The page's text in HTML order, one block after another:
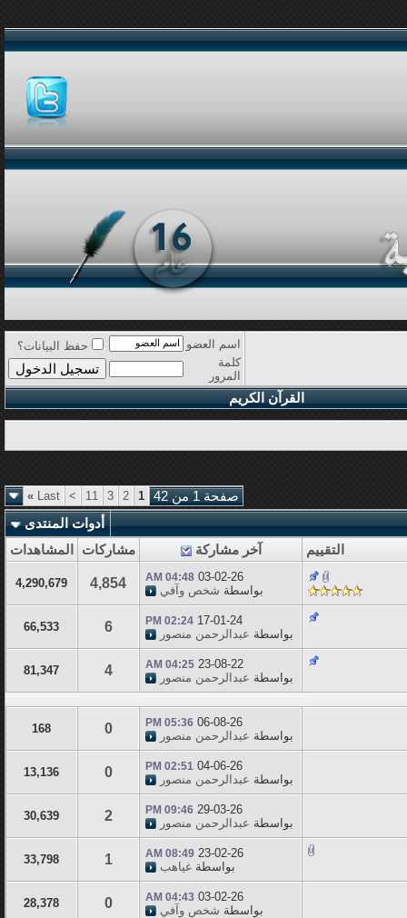
اسم العضو
حفظ البيانات؟
كلمة
المرور
القرآن الكريم
صفحة 1 من 42 1
2
3
11
>
Last
»
أدوات المنتدى
التقييم
آخر مشاركة مشاركات المشاهدات
03-02-26
04:48 AM
بواسطة شخص وآفي 4,854
4,290,679
17-01-24
02:24 PM
بواسطة عبدالرحمن منصور 6
66,533
23-08-22
04:25 AM
بواسطة عبدالرحمن منصور 4
81,347
06-08-26
05:36 PM
بواسطة عبدالرحمن منصور 0
168
04-06-26
02:51 PM
بواسطة عبدالرحمن منصور 0
13,136
29-03-26
09:46 PM
بواسطة عبدالرحمن منصور 2
30,639
23-02-26
08:49 AM
بواسطة غياهب 1
33,798
03-02-26
04:43 AM
بواسطة شخص وآفي 0
28,378